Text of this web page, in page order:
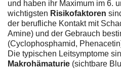
und haben ihr Maximum im 6.
wichtigsten Risikofaktoren
der berufliche Kontakt mit
Amine) und der Gebrauch
(Cyclophosphamid,
Die typischen Leitsymptome
Makrohämaturie (sichtbare